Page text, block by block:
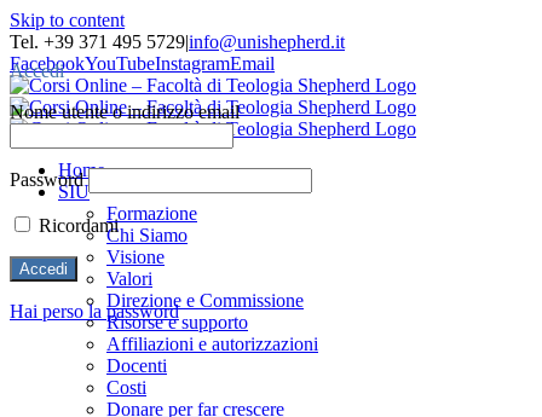
Skip to content
Tel. +39 371 495 5729|info@unishepherd.it
FacebookYouTubeInstagramEmail
Home
SIU
Formazione
Chi Siamo
Visione
Valori
Direzione e Commissione
Risorse e supporto
Affiliazioni e autorizzazioni
Docenti
Costi
Donare per far crescere
Accedi
Nome utente o indirizzo email
Password
Ricordami
Hai perso la password